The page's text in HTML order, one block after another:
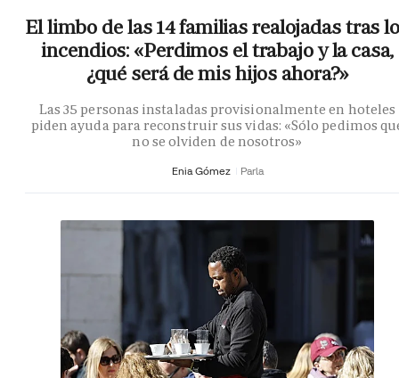
El limbo de las 14 familias realojadas tras
incendios: «Perdimos el trabajo y la casa,
¿qué será de mis hijos ahora?»
Las 35 personas instaladas provisionalmente en hoteles
piden ayuda para reconstruir sus vidas: «Sólo pedimos
no se olviden de nosotros»
Enia Gómez Parla